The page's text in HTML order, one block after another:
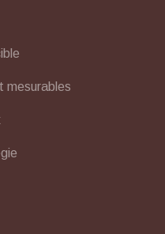
mesurables